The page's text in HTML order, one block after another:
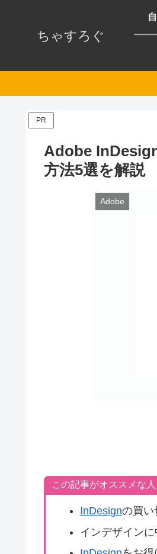
ちゃすろぐ
PR
Adobe
方法5選を解説
Adobe
この記事がオススメな人
InDesignの買い
インデザイン